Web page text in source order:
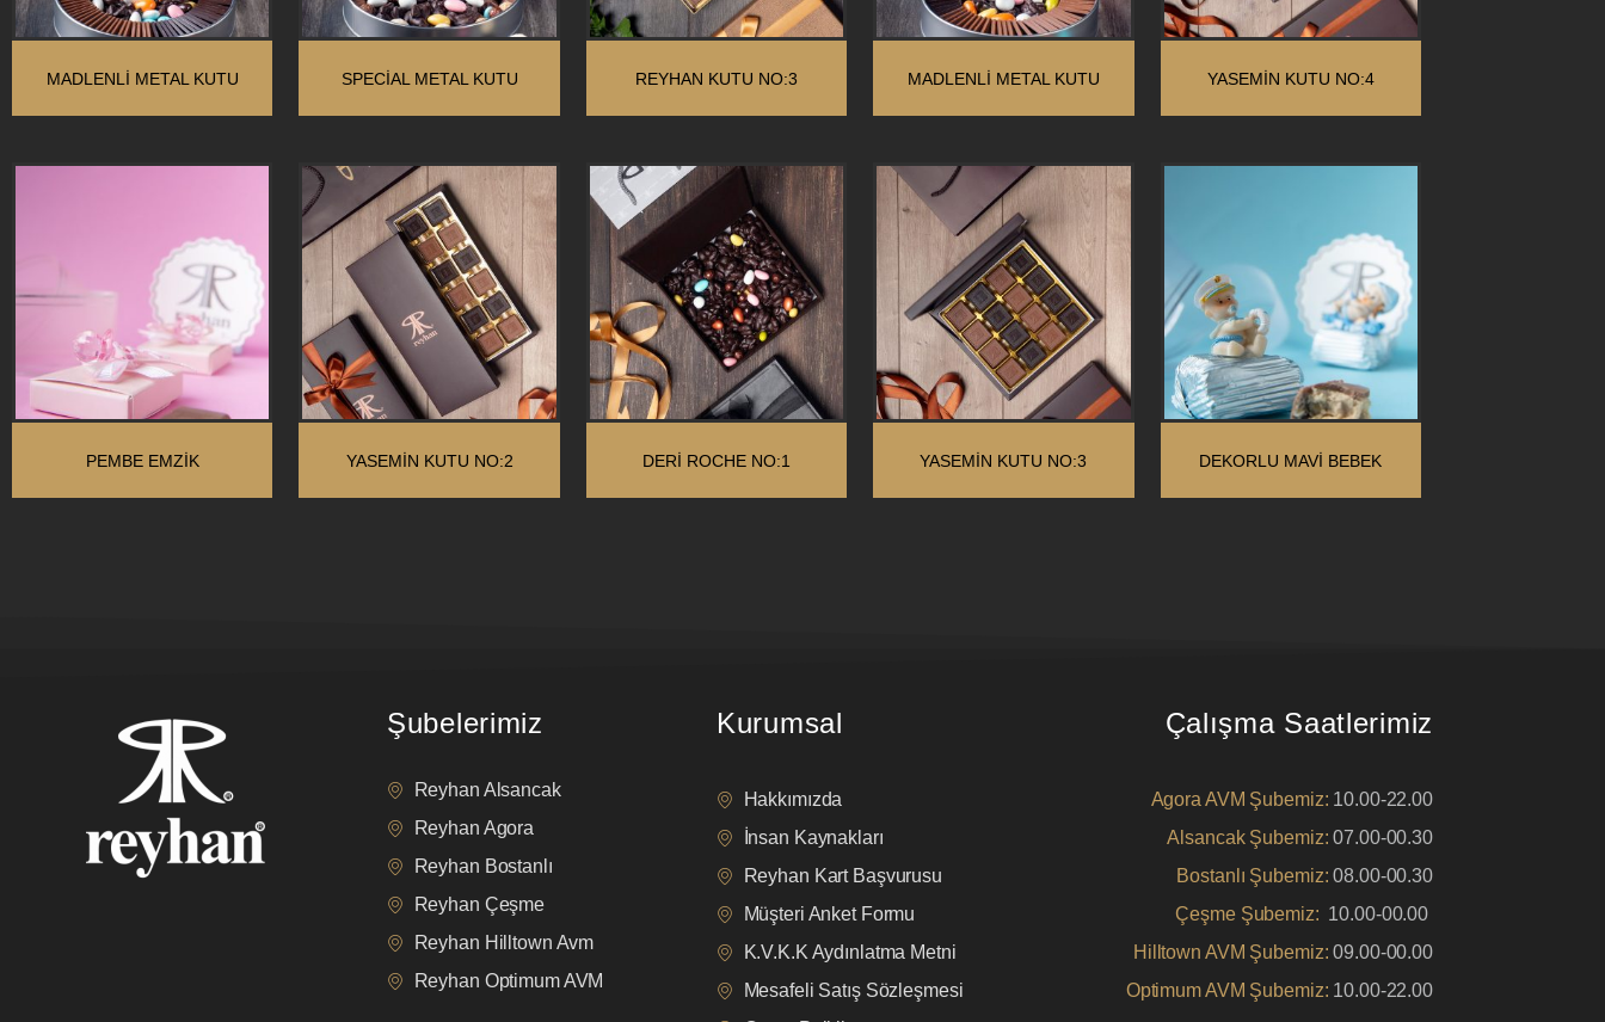
MADLENLİ METAL KUTU SPECİAL METAL KUTU REYHAN KUTU NO:3 MADLENLİ METAL KUTU YASEMİN KUTU NO:4
PEMBE EMZIK YASEMİN KUTU NO:2 DERİ ROCHE NO:1 YASEMİN KUTU NO:3 DEKORLU MAVI BEBEK
Şubelerimiz
Reyhan Alsancak
Reyhan Agora
Reyhan Bostanlı
Reyhan Çeşme
Reyhan Hilltown Avm
Reyhan Optimum AVM
Kurumsal
Hakkımızda
İnsan Kaynakları
Reyhan Kart Başvurusu
Müşteri Anket Formu
K.V.K.K Aydınlatma Metni
Mesafeli Satış Sözleşmesi
Çalışma Saatlerimiz
Agora AVM Şubemiz: 10.00-22.00
Alsancak Şubemiz: 07.00-00.30
Bostanlı Şubemiz: 08.00-00.30
Çeşme Şubemiz: 10.00-00.00
Hilltown AVM Şubemiz: 09.00-00.00
Optimum AVM Şubemiz: 10.00-22.00